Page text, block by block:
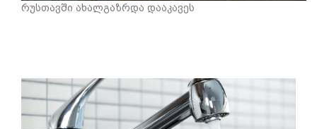
რუსთავში ახალგაზრდა დააკავეს